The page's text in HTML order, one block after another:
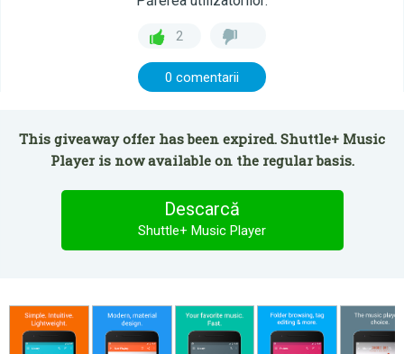
2
0 comentarii
This giveaway offer has been expired. Shuttle+ Music
Player is now available on the regular basis.
Descarcă
Shuttle+ Music Player